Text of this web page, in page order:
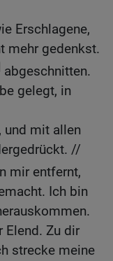
Erschlagene,
mehr gedenkst.
abgeschnitten.
gelegt, in
und mit allen
//
mir entfernt,
Ich bin
Elend. Zu dir
strecke meine